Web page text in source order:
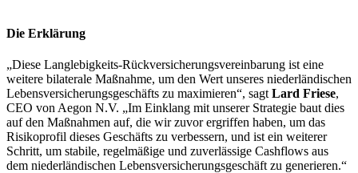
Die Erklärung
„Diese Langlebigkeits-Rückversicherungsvereinbarung ist eine
weitere bilaterale Maßnahme, um den Wert unseres niederländischen
Lebensversicherungsgeschäfts zu maximieren“, sagt Lard Friese,
CEO von Aegon N.V. „Im Einklang mit unserer Strategie baut dies
auf den Maßnahmen auf, die wir zuvor ergriffen haben, um das
Risikoprofil dieses Geschäfts zu verbessern, und ist ein weiterer
Schritt, um stabile, regelmäßige und zuverlässige Cashflows aus
dem niederländischen Lebensversicherungsgeschäft zu generieren.“